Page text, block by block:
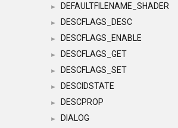
► DEFAULTFILENAME_SHADER
► DESCFLAGS_DESC
► DESCFLAGS_ENABLE
► DESCFLAGS_GET
► DESCFLAGS_SET
► DESCIDSTATE
► DESCPROP
► DIALOG